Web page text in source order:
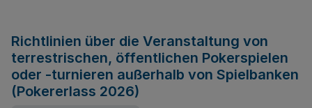
Richtlinien über die Veranstaltung von
terrestrischen, öffentlichen Pokerspielen
oder -turnieren außerhalb von Spielbanken
(Pokererlass 2026)